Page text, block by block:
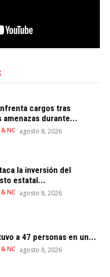
cargos tras
amenazas durante...
NC agosto 8, 2026
la inversión del
estatal...
NC agosto 8, 2026
a 47 personas en un...
NC agosto 8, 2026